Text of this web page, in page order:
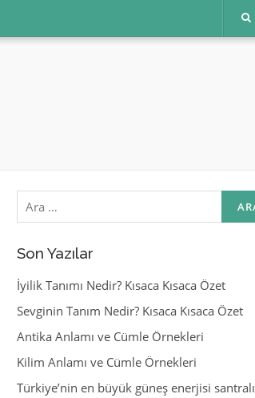
Arama:
Son Yazılar
İyilik Tanımı Nedir? Kısaca Kısaca Özet
Sevginin Tanım Nedir? Kısaca Kısaca Özet
Antika Anlamı ve Cümle Örnekleri
Kilim Anlamı ve Cümle Örnekleri
Türkiye’nin en büyük güneş enerjisi santralı